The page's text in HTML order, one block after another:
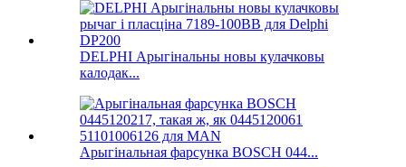
DELPHI Арыгінальны новы кулачковы
калодак...
Арыгінальная фарсунка BOSCH 044...